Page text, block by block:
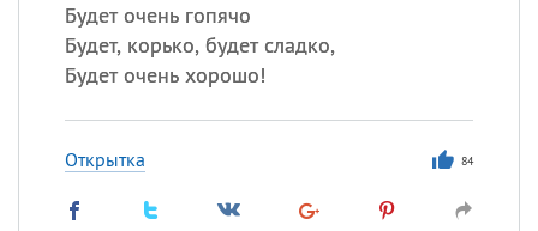
Будет очень гопячо
Будет, корько, будет сладко,
Будет очень хорошо!
Открытка 84